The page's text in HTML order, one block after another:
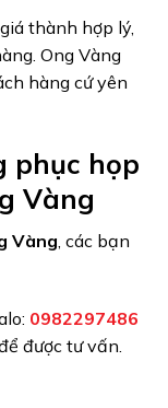
thành hợp lý,
Ong Vàng
hàng cứ yên
phục họp
Vàng
Vàng , các bạn
0982297486
được tư vấn.